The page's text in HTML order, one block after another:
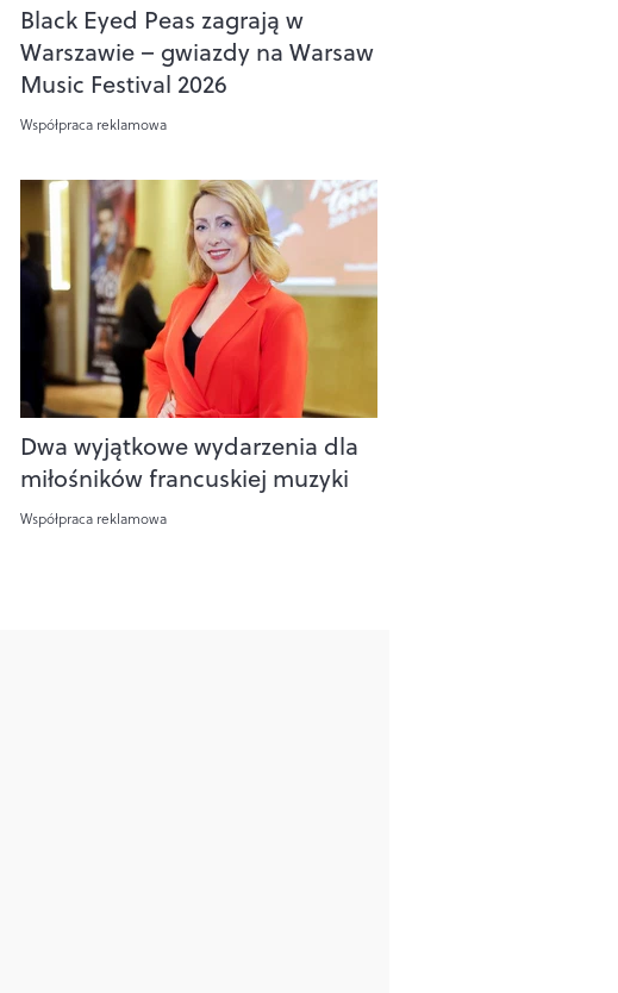
Black Eyed Peas zagrają w
Warszawie – gwiazdy na Warsaw
Music Festival 2026
Współpraca reklamowa
Dwa wyjątkowe wydarzenia dla
miłośników francuskiej muzyki
Współpraca reklamowa